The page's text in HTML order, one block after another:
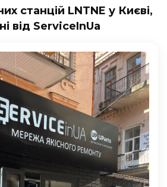
станцій LNTNE у Києві,
від ServiceInUa